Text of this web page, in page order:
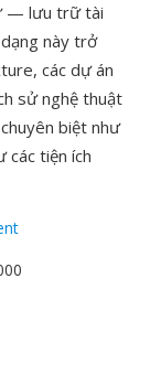
— lưu trữ tài
này trở
các dự án
sử nghệ thuật
biệt như
các tiện ích